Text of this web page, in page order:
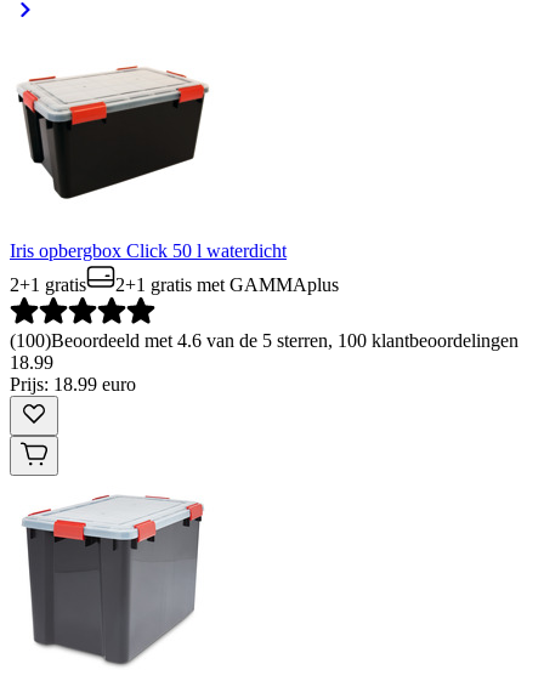
Iris opbergbox Click 50 l waterdicht
2+1 gratis
2+1 gratis met GAMMAplus
(100)Beoordeeld met 4.6 van de 5 sterren, 100 klantbeoordelingen
18.99
Prijs: 18.99 euro